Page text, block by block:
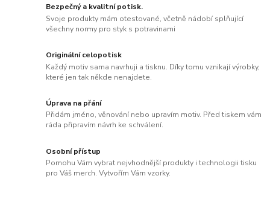
Bezpečný a kvalitní potisk.
Svoje produkty mám otestované, včetně nádobí splňující
všechny normy pro styk s potravinami
Originální celopotisk
Každý motiv sama navrhuji a tisknu. Díky tomu vznikají výrobky,
které jen tak někde nenajdete.
Úprava na přání
Přidám jméno, věnování nebo upravím motiv. Před tiskem vám
ráda připravím návrh ke schválení.
Osobní přístup
Pomohu Vám vybrat nejvhodnější produkty i technologii tisku
pro Váš merch. Vytvořím Vám vzorky.